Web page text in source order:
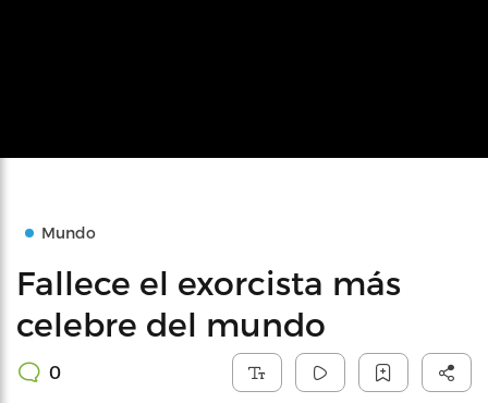
Mundo
Fallece el exorcista más
celebre del mundo
0